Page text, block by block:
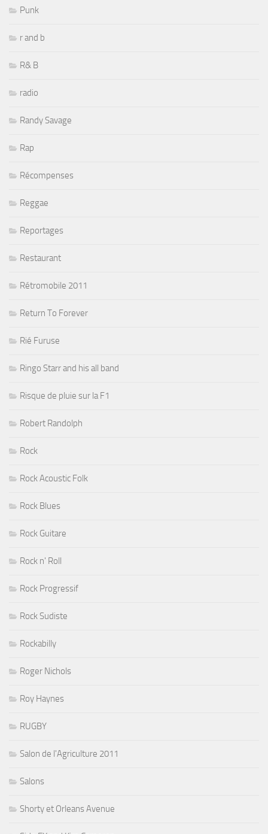
Punk
r and b
R& B
radio
Randy Savage
Rap
Récompenses
Reggae
Reportages
Restaurant
Rétromobile 2011
Return To Forever
Rié Furuse
Ringo Starr and his all band
Risque de pluie sur la F1
Robert Randolph
Rock
Rock Acoustic Folk
Rock Blues
Rock Guitare
Rock n' Roll
Rock Progressif
Rock Sudiste
Rockabilly
Roger Nichols
Roy Haynes
RUGBY
Salon de l'Agriculture 2011
Salons
Shorty et Orleans Avenue